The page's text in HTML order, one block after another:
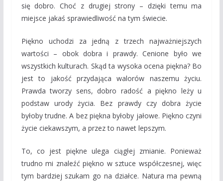
się dobro. Choć z drugiej strony – dzięki temu ma
miejsce jakaś sprawiedliwość na tym świecie.
Piękno uchodzi za jedną z trzech najważniejszych
wartości – obok dobra i prawdy. Cenione było we
wszystkich kulturach. Skąd ta wysoka ocena piękna? Bo
jest to jakość przydająca walorów naszemu życiu.
Prawda tworzy sens, dobro radość a piękno leży u
podstaw urody życia. Bez prawdy czy dobra życie
byłoby trudne. A bez piękna byłoby jałowe. Piękno czyni
życie ciekawszym, a przez to nawet lepszym.
To, co jest piękne ulega ciągłej zmianie. Ponieważ
trudno mi znaleźć piękno w sztuce współczesnej, więc
tym bardziej szukam go na działce. Natura ma pewną